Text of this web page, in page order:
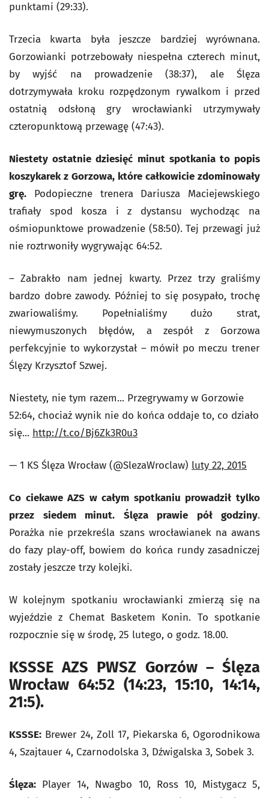
punktami (29:33).
Trzecia kwarta była jeszcze bardziej wyrównana.
Gorzowianki potrzebowały niespełna czterech minut,
by wyjść na prowadzenie (38:37), ale Ślęza
dotrzymywała kroku rozpędzonym rywalkom i przed
ostatnią odsłoną gry wrocławianki utrzymywały
czteropunktową przewagę (47:43).
Niestety ostatnie dziesięć minut spotkania to popis
koszykarek z Gorzowa, które całkowicie zdominowały
grę. Podopieczne trenera Dariusza Maciejewskiego
trafiały spod kosza i z dystansu wychodząc na
ośmiopunktowe prowadzenie (58:50). Tej przewagi już
nie roztrwoniły wygrywając 64:52.
– Zabrakło nam jednej kwarty. Przez trzy graliśmy
bardzo dobre zawody. Później to się posypało, trochę
zwariowaliśmy. Popełnialiśmy dużo strat,
niewymuszonych błędów, a zespół z Gorzowa
perfekcyjnie to wykorzystał – mówił po meczu trener
Ślęzy Krzysztof Szwej.
Niestety, nie tym razem... Przegrywamy w Gorzowie
52:64, chociaż wynik nie do końca oddaje to, co działo
się... http://t.co/Bj6Zk3R0u3
— 1 KS Ślęza Wrocław (@SlezaWroclaw) luty 22, 2015
Co ciekawe AZS w całym spotkaniu prowadził tylko
przez siedem minut. Ślęza prawie pół godziny.
Porażka nie przekreśla szans wrocławianek na awans
do fazy play-off, bowiem do końca rundy zasadniczej
zostały jeszcze trzy kolejki.
W kolejnym spotkaniu wrocławianki zmierzą się na
wyjeździe z Chemat Basketem Konin. To spotkanie
rozpocznie się w środę, 25 lutego, o godz. 18.00.
KSSSE AZS PWSZ Gorzów – Ślęza
Wrocław 64:52 (14:23, 15:10, 14:14,
21:5).
KSSSE: Brewer 24, Zoll 17, Piekarska 6, Ogorodnikowa
4, Szajtauer 4, Czarnodolska 3, Dźwigalska 3, Sobek 3.
Ślęza: Player 14, Nwagbo 10, Ross 10, Mistygacz 5,